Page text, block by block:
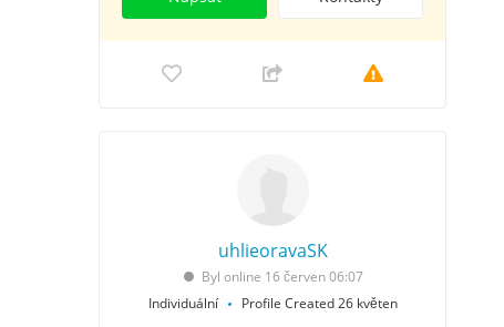
uhlieoravaSK
Byl online 16 červen 06:07
Individuální
Profile Created 26 květen